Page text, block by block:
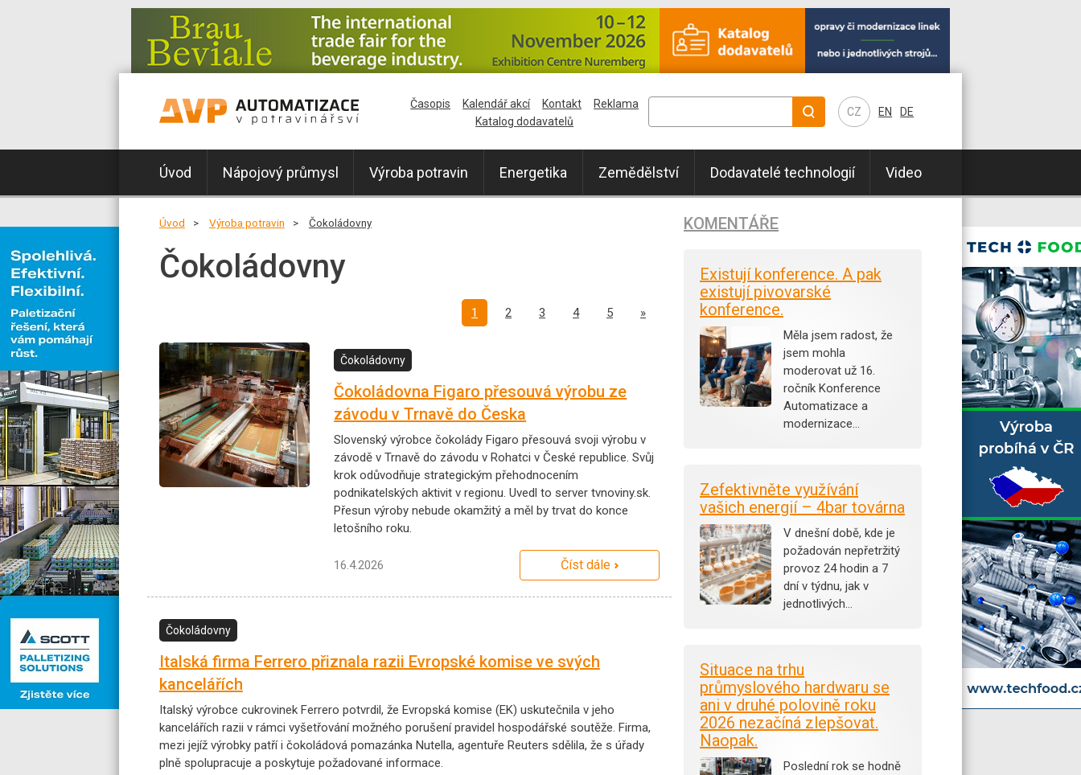
CZ EN DE
Úvod Nápojový průmysl Výroba potravin Energetika Zemědělství Dodavatelé technologií Video
Časopis Kalendář akcí Kontakt
Reklama
Katalog dodavatelů
Úvod Výroba potravin Čokoládovny
Čokoládovny
1 2 3 4 5 »Další
Čokoládovny
Čokoládovna Figaro přesouvá výrobu ze
závodu v Trnavě do Česka
Slovenský výrobce čokolády Figaro přesouvá svoji výrobu v
závodě v Trnavě do závodu v Rohatci v České republice. Svůj
krok odůvodňuje strategickým přehodnocením
podnikatelských aktivit v regionu. Uvedl to server tvnoviny.sk.
Přesun výroby nebude okamžitý a měl by trvat do konce
letošního roku.
16.4.2026 Číst dále
Čokoládovny
Italská firma Ferrero přiznala razii Evropské komise ve svých
kancelářích
Italský výrobce cukrovinek Ferrero potvrdil, že Evropská komise (EK) uskutečnila v jeho
kancelářích razii v rámci vyšetřování možného porušení pravidel hospodářské soutěže. Firma,
mezi jejíž výrobky patří i čokoládová pomazánka Nutella, agentuře Reuters sdělila, že s úřady
plně spolupracuje a poskytuje požadované informace.
KOMENTÁŘE
Existují konference. A pak
existují pivovarské
konference.
Měla jsem radost, že
jsem mohla
moderovat už 16.
ročník Konference
Automatizace a
modernizace…
Zefektivněte využívání
vašich energií – 4bar továrna
V dnešní době, kde je
požadován nepřetržitý
provoz 24 hodin a 7
dní v týdnu, jak v
jednotlivých…
Situace na trhu
průmyslového hardwaru se
ani v druhé polovině roku
2026 nezačíná zlepšovat.
Naopak.
Poslední rok se hodně